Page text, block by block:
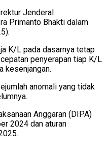
Jenderal
Primanto Bhakti dalam
K/L pada dasarnya tetap
penyerapan tiap K/L
kesenjangan.
anomali yang tidak
Anggaran (DIPA)
2024 dan aturan